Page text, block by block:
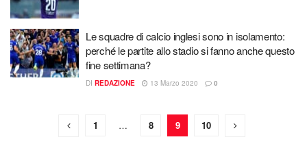
Le squadre di calcio inglesi sono in isolamento:
perché le partite allo stadio si fanno anche questo
fine settimana?
DI REDAZIONE 13 Marzo 2020 0
1 … 8 9 10